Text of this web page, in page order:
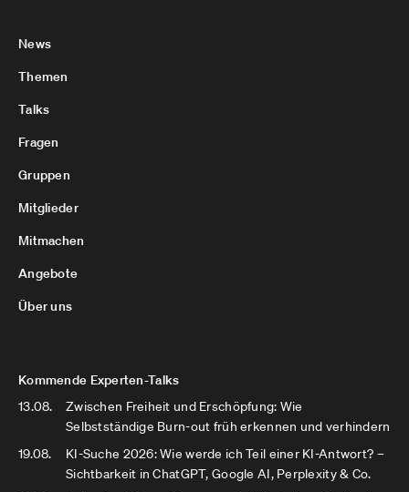
News
Themen
Talks
Fragen
Gruppen
Mitglieder
Mitmachen
Angebote
Über uns
Kommende Experten-Talks
13.08.
Zwischen Freiheit und Erschöpfung: Wie
Selbstständige Burn-out früh erkennen und verhindern
19.08.
KI-Suche 2026: Wie werde ich Teil einer KI-Antwort? –
Sichtbarkeit in ChatGPT, Google AI, Perplexity & Co.